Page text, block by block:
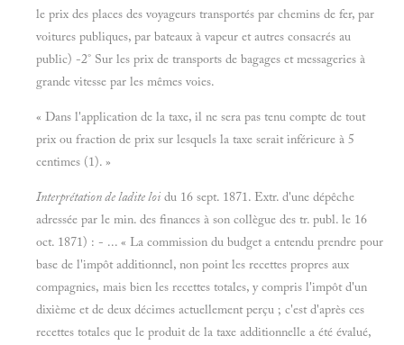
le prix des places des voyageurs transportés par chemins de fer, par
voitures publiques, par bateaux à vapeur et autres consacrés au
public) -2° Sur les prix de transports de bagages et messageries à
grande vitesse par les mêmes voies.
« Dans l'application de la taxe, il ne sera pas tenu compte de tout
prix ou fraction de prix sur lesquels la taxe serait inférieure à 5
centimes (1). »
Interprétation de ladite loi du 16 sept. 1871. Extr. d'une dépêche
adressée par le min. des finances à son collègue des tr. publ. le 16
oct. 1871) : - ... « La commission du budget a entendu prendre pour
base de l'impôt additionnel, non point les recettes propres aux
compagnies, mais bien les recettes totales, y compris l'impôt d'un
dixième et de deux décimes actuellement perçu ; c'est d'après ces
recettes totales que le produit de la taxe additionnelle a été évalué,